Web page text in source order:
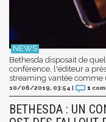
Bethesda disposait de
conférence, l'éditeur a
streaming vantée comme
10/06/2019, 03:54 | 1
BETHESDA : UN